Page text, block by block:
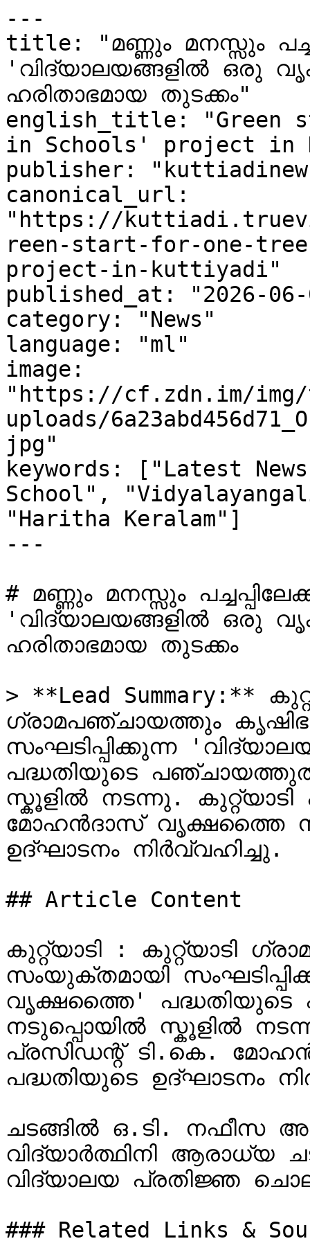
---
title: "മണ്ണും മനസ്സും
'വിദ്യാലയങ്ങളിൽ ഒരു
ഹരിതാഭമായ തുടക്കം"
english_title: "Green
in Schools' project in
publisher:
canonical_url:
"https://
reen-start-for-one-
project-in-kuttiyadi"
published_at: "2026-06-
category: "News"
language: "ml"
image:
"https://cf.zdn.im/img/
uploads/
jpg"
keywords: ["Latest
School",
"Haritha Keralam"]
---
# മണ്ണും മനസ്സും
'വിദ്യാലയങ്ങളിൽ ഒരു
ഹരിതാഭമായ തുടക്കം
> **Lead Summary:**
ഗ്രാമപഞ്ചായത്തും
സംഘടിപ്പിക്കുന്ന
പദ്ധതിയുടെ
സ്കൂളിൽ നടന്നു.
മോഹൻദാസ് വൃക്ഷത്തൈ
ഉദ്ഘാടനം നിർവ്വഹിച്ചു.
## Article Content
കുറ്റ്യാടി : കുറ്റ്യാടി
സംയുക്തമായി
വൃക്ഷത്തൈ' പദ്ധതിയുടെ
നടുപ്പൊയിൽ സ്കൂളിൽ
പ്രസിഡന്റ് ടി.കെ.
പദ്ധതിയുടെ ഉദ്ഘാടനം
ചടങ്ങിൽ ഒ.ടി. നഫീസ
വിദ്യാർത്ഥിനി ആരാധ്യ
വിദ്യാലയ പ്രതിജ്ഞ
### Related Links &